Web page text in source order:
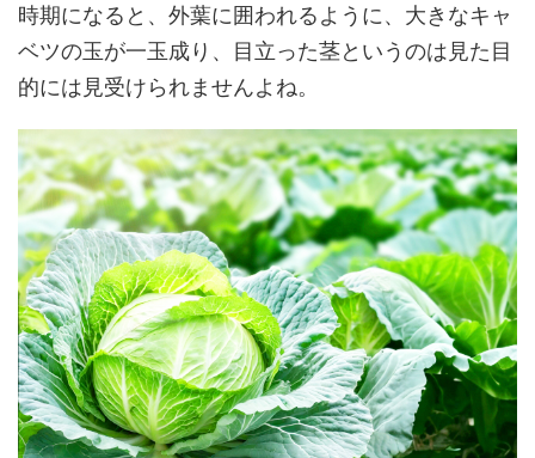
時期になると、外葉に囲われるように、大きなキャ
ベツの玉が一玉成り、目立った茎というのは見た目
的には見受けられませんよね。